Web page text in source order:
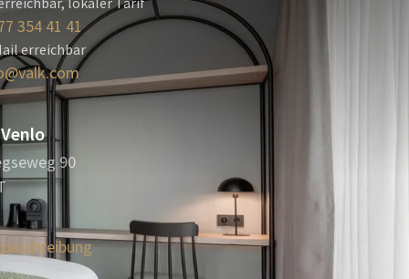
354 41 41
erreichbar
90